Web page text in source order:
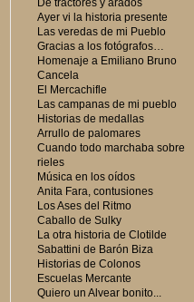
Ayer vi la historia presente
Las veredas de mi Pueblo
Gracias a los fotógrafos…
Homenaje a Emiliano Bruno
Cancela
El Mercachifle
Las campanas de mi pueblo
Historias de medallas
Arrullo de palomares
Cuando todo marchaba sobre
rieles
Música en los oídos
Anita Fara, contusiones
Los Ases del Ritmo
Caballo de Sulky
La otra historia de Clotilde
Sabattini de Barón Biza
Historias de Colonos
Escuelas Mercante
Quiero un Alvear bonito...